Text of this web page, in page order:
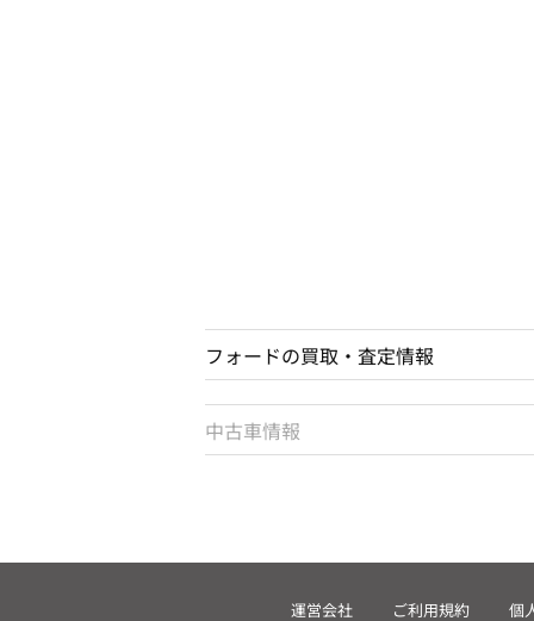
フォードの買取・査定情報
中古車情報
運営会社 ご利用規約 個